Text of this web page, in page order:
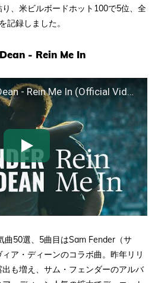
、米ビルボードホット100で5位、全
記録しました。
- Rein Me In
Sam Fender, Olivia Dean - Rein Me In (Official Video)
曲50選、5曲目はSam Fender（サ
ア・ディーンのコラボ曲。昨年リリ
も増え、サム・フェンダーのアルバ